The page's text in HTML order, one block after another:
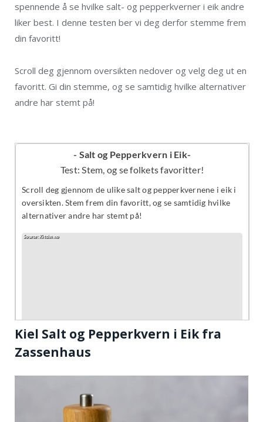
spennende å se hvilke salt- og pepperkverner i eik andre
liker best. I denne testen ber vi deg derfor stemme frem
din favoritt!
Scroll deg gjennom oversikten nedover og velg deg ut en
favoritt. Gi din stemme, og se samtidig hvilke alternativer
andre har stemt på!
Kiel Salt og Pepperkvern i Eik fra
Zassenhaus